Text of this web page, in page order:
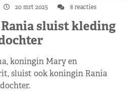
20 mrt 2025 8 reacties
sluist kleding
koningin Mary en
sluist ook koningin Rania